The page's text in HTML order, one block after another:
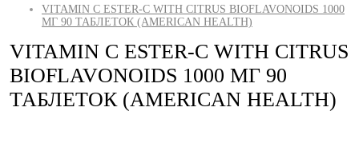
VITAMIN C ESTER-C WITH CITRUS BIOFLAVONOIDS 1000
МГ 90 ТАБЛЕТОК (AMERICAN HEALTH)
VITAMIN C ESTER-C WITH CITRUS
BIOFLAVONOIDS 1000 МГ 90
ТАБЛЕТОК (AMERICAN HEALTH)